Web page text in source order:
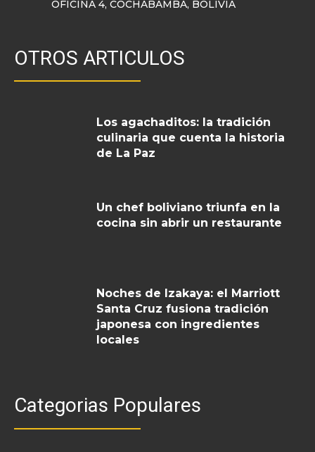
OFICINA 4, COCHABAMBA, BOLIVIA
OTROS ARTICULOS
Los agachaditos: la tradición
culinaria que cuenta la historia
de La Paz
Un chef boliviano triunfa en la
cocina sin abrir un restaurante
Noches de Izakaya: el Marriott
Santa Cruz fusiona tradición
japonesa con ingredientes
locales
Categorias Populares